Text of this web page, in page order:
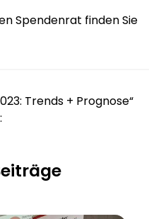
Spendenrat finden Sie
Trends + Prognose“